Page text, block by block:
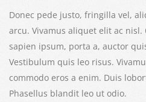
Donec pede justo, fringilla vel,
arcu. Vivamus aliquet elit ac
sapien ipsum, porta a, auctor
Vestibulum quis leo risus.
commodo eros a enim. Duis
Phasellus blandit leo ut odio.